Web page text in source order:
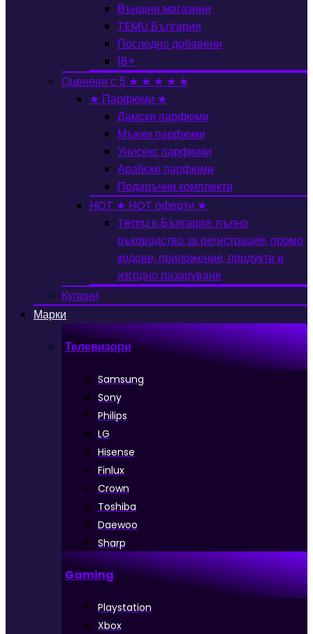
Външни магазини
TEMU България
Последно добавени
18+
Оценени с 5 ★ ★ ★ ★ ★
★ Парфюми ★
Дамски парфюми
Мъжки парфюми
Унисекс парфюми
Арабски парфюми
Подаръчни комплекти
HOT ★ HOT оферти ★
Temu в България: пълно
ръководство за регистрация, промо
кодове, приложение, продукти и
изгодно пазаруване
Купони
Марки
Телевизори
Samsung
Sony
Philips
LG
Hisense
Finlux
Crown
Toshiba
Daewoo
Sharp
Gaming
Playstation
Xbox